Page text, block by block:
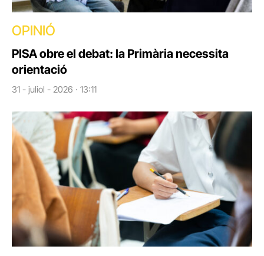
OPINIÓ
PISA obre el debat: la Primària necessita
orientació
31 - juliol - 2026 · 13:11